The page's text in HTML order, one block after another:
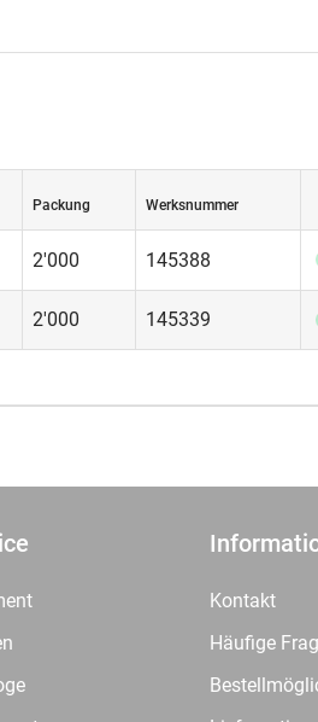
Packung Werksnummer
2'000 145388
2'000 145339
Kontakt
Häufige